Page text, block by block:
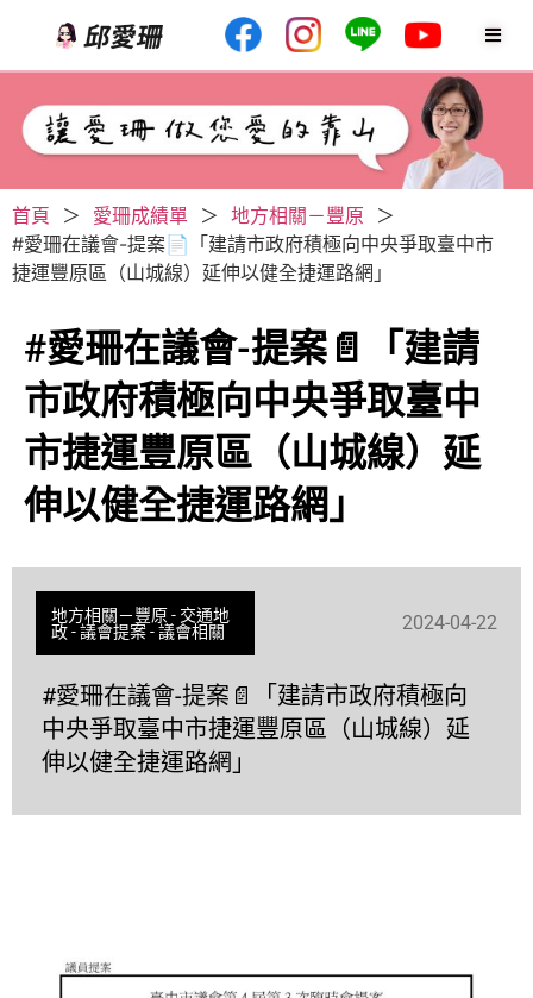
首頁 ＞ 愛珊成績單 ＞ 地方相關－豐原
＞
#愛珊在議會-提案📄「建請市政府積極向中央爭取臺中市
捷運豐原區（山城線）延伸以健全捷運路網」
#愛珊在議會-提案📄「建請
市政府積極向中央爭取臺中
市捷運豐原區（山城線）延
伸以健全捷運路網」
地方相關－豐原- 交通地
政-議會提案-議會相關 2024-04-22
#愛珊在議會-提案📄「建請市政府積極向
中央爭取臺中市捷運豐原區（山城線）延
伸以健全捷運路網」